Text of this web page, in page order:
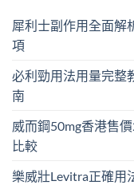
犀利士副作用全面解
項
必利勁用法用量完整
南
威而鋼50mg香港售
比較
樂威壯Levitra正確用